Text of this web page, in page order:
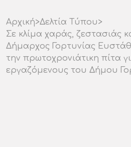
Αρχική>Δελτία Τύπου>
Σε κλίμα χαράς, ζεστασιάς
Δήμαρχος Γορτυνίας
την πρωτοχρονιάτικη πίτα
εργαζόμενους του Δήμου